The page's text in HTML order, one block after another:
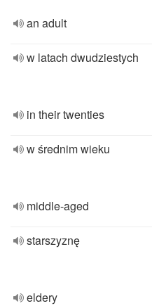
an adult
w latach dwudziestych
in their twenties
w średnim wieku
middle-aged
starszyznę
eldery